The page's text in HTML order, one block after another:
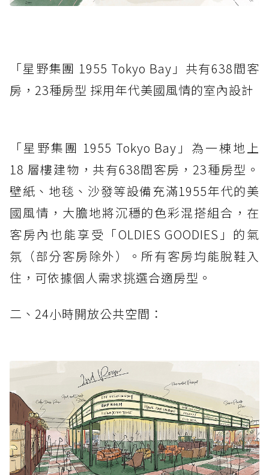
「星野集團 1955 Tokyo Bay」共有638間客
房，23種房型 採用年代美國風情的室內設計
「星野集團 1955 Tokyo Bay」為一棟地上
18 層樓建物，共有638間客房，23種房型。
壁紙、地毯、沙發等設備充滿1955年代的美
國風情，大膽地將沉穩的色彩混搭組合，在
客房內也能享受「OLDIES GOODIES」的氣
氛（部分客房除外）。所有客房均能脫鞋入
住，可依據個人需求挑選合適房型。
二、24小時開放公共空間：